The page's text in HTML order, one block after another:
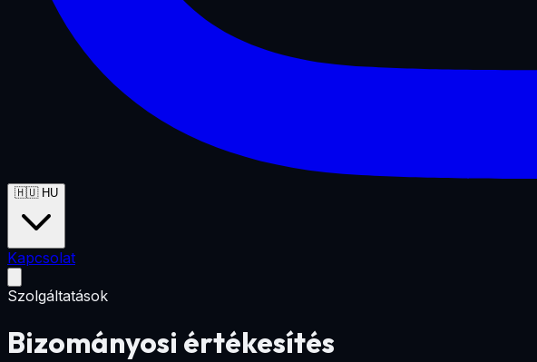
🇭🇺 HU
Kapcsolat
Szolgáltatások
Bizományosi értékesítés